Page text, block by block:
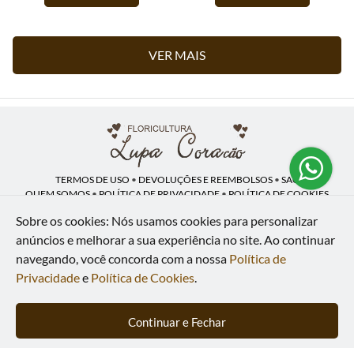
VER MAIS
TERMOS DE USO • DEVOLUÇÕES E REEMBOLSOS • SAC
QUEM SOMOS • POLÍTICA DE PRIVACIDADE • POLÍTICA DE COOKIES
Lupa Coração | CNPJ: 16.883.558/0001-00
Av. Heliópolis, 946 - Lj A - Heliópolis - Belford Roxo - RJ - 26120-300
WhatsApp: (21) 97591-5498 | Telefone: (21) 9 7591-5498
© 2024-2026 - Todos os direitos reservados - Desenvolvido por
Inteligentes
Sobre os cookies: Nós usamos cookies para personalizar
anúncios e melhorar a sua experiência no site.Ao continuar
navegando, você concorda com a nossa Política de
Privacidadee Política de Cookies.
Continuar e Fechar